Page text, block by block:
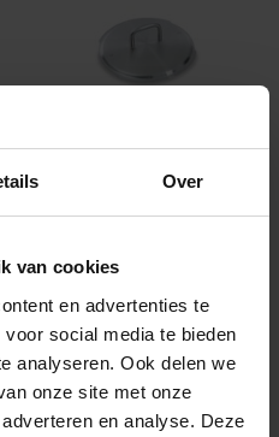
Over
van cookies
en advertenties te
social media te bieden
analyseren. Ook delen we
onze site met onze
en analyse. Deze
Kookpandeksel 16 cm BK
Q-Linair Master
€20,99 Incl. btw
Niet beschikbaar
Niet beschikbaar